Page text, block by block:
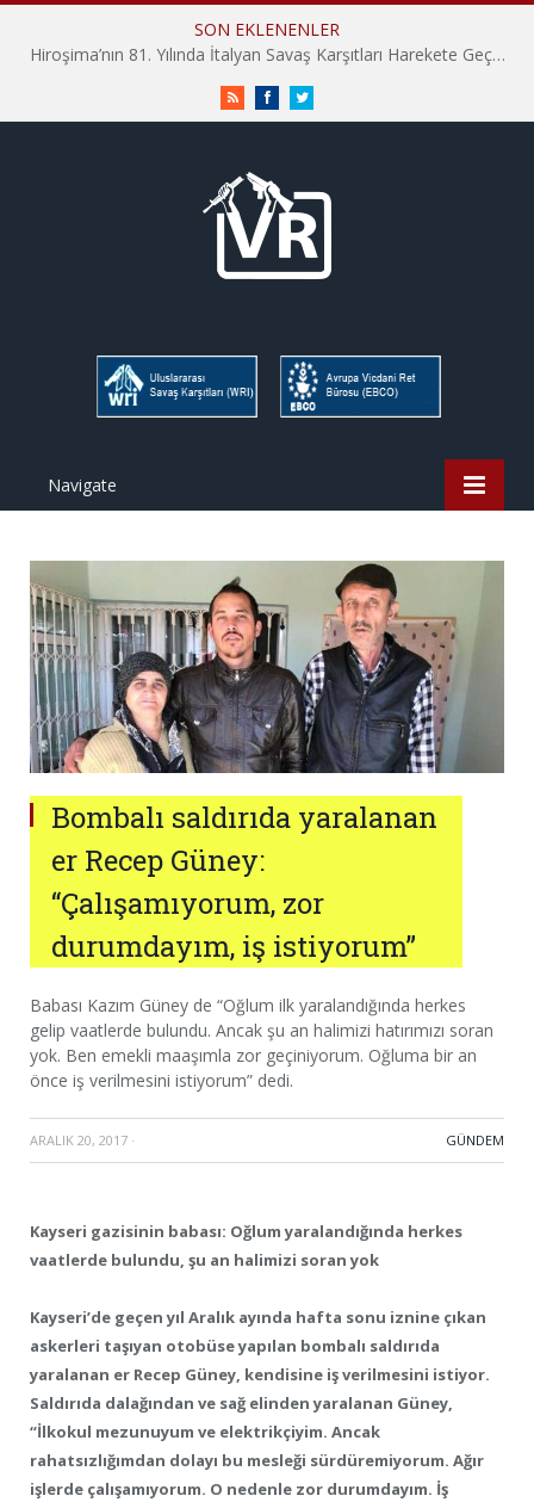
SON EKLENENLER
Hiroşima’nın 81. Yılında İtalyan Savaş Karşıtları Harekete Geçti: “Hatırlamak yeterli değil”
RSS FacebookTwitter
Navigate
Bombalı saldırıda yaralanan
er Recep Güney:
“Çalışamıyorum, zor
durumdayım, iş istiyorum”
Babası Kazım Güney de “Oğlum ilk yaralandığında herkes
gelip vaatlerde bulundu. Ancak şu an halimizi hatırımızı soran
yok. Ben emekli maaşımla zor geçiniyorum. Oğluma bir an
önce iş verilmesini istiyorum” dedi.
ARALIK 20, 2017 · GÜNDEM
Kayseri gazisinin babası: Oğlum yaralandığında herkes
vaatlerde bulundu, şu an halimizi soran yok
Kayseri’de geçen yıl Aralık ayında hafta sonu iznine çıkan
askerleri taşıyan otobüse yapılan bombalı saldırıda
yaralanan er Recep Güney, kendisine iş verilmesini istiyor.
Saldırıda dalağından ve sağ elinden yaralanan Güney,
“İlkokul mezunuyum ve elektrikçiyim. Ancak
rahatsızlığımdan dolayı bu mesleği sürdüremiyorum. Ağır
işlerde çalışamıyorum. O nedenle zor durumdayım. İş